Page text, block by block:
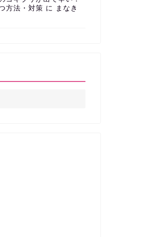
方法・対策 に まなき